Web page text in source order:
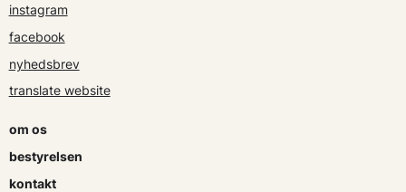
instagram
facebook
nyhedsbrev
translate website
om os
bestyrelsen
kontakt